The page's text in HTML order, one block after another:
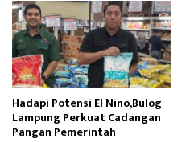
Hadapi Potensi El Nino,Bulog
Lampung Perkuat Cadangan
Pangan Pemerintah